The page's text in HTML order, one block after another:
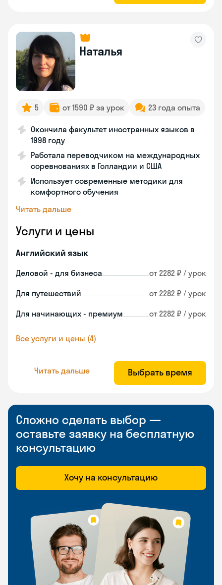
Наталья
5 от 1590 ₽ за урок 23 года опыта
Окончила факультет иностранных языков в
1998 году
Работала переводчиком на международных
соревнованиях в Голландии и США
Использует современные методики для
комфортного обучения
Читать дальше
Услуги и цены
Английский язык
Деловой - для бизнеса от 2282 ₽ / урок
Для путешествий от 2282 ₽ / урок
Для начинающих - премиум от 2282 ₽ / урок
Все услуги и цены (4)
Читать дальше Выбрать время
Сложно сделать выбор —
оставьте заявку на бесплатную
консультацию
Хочу на консультацию